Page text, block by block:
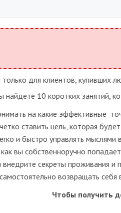
для клиентов, купивших
найдете 10 коротких занятий,
на какие эффективные
ставить цель, которая
и быстро управлять мыслями
вы собственноручно
внедрите секреты проживания и
возвращать
Чтобы получить